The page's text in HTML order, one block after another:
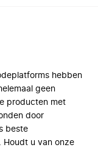
hebben
geen
producten met
door
beste
Houdt u van onze